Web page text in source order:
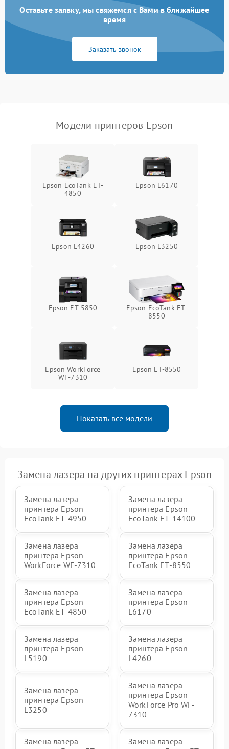
Оставьте заявку, мы свяжемся с Вами в ближайшее
время
Заказать звонок
Модели принтеров Epson
Epson EcoTank ET-
4850
Epson L6170
Epson L4260 Epson L3250
Epson ET-5850
Epson EcoTank ET-
8550
Epson WorkForce
WF-7310
Epson ET-8550
Показать все модели
Замена лазера на других принтерах Epson
Замена лазера
принтера Epson
EcoTank ET-4950
Замена лазера
принтера Epson
EcoTank ET-14100
Замена лазера
принтера Epson
WorkForce WF-7310
Замена лазера
принтера Epson
EcoTank ET-8550
Замена лазера
принтера Epson
EcoTank ET-4850
Замена лазера
принтера Epson
L6170
Замена лазера
принтера Epson
L5190
Замена лазера
принтера Epson
L4260
Замена лазера
принтера Epson
L3250
Замена лазера
принтера Epson
WorkForce Pro WF-
7310
Замена лазера
Замена лазера